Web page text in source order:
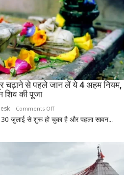
नवपंचम
योग,
इन
3
राशियों
पर
रह
प्रभाव,
चढ़ाने से पहले जान लें ये 4 अहम नियम,
शिव की पूजा
Comments Offon
सावन
30 जुलाई से शुरू हो चुका है और पहला सावन...